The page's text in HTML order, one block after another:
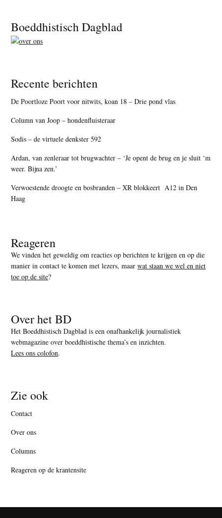
Footer
Boeddhistisch Dagblad
Recente berichten
De Poortloze Poort voor nitwits, koan 18 – Drie pond vlas
Column van Joop – hondenfluisteraar
Sodis – de virtuele denkster 592
Ardan, van zenleraar tot brugwachter – ‘Je opent de brug en je sluit ‘m
weer. Bijna zen.’
Verwoestende droogte en bosbranden – XR blokkeert A12 in Den
Haag
Reageren
We vinden het geweldig om reacties op berichten te krijgen en op die
manier in contact te komen met lezers, maarwat staan we wel en niet
toe op de site?
Over het BD
Het Boeddhistisch Dagblad is een onafhankelijk journalistiek
webmagazine over boeddhistische thema’s en inzichten.
Lees ons colofon.
Zie ook
Contact
Over ons
Columns
Reageren op de krantensite